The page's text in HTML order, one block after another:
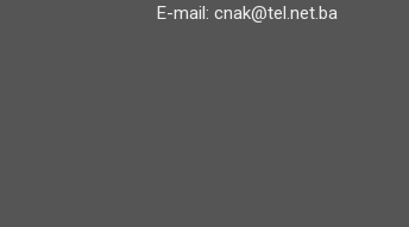
E-mail: cnak@tel.net.ba